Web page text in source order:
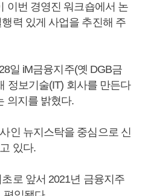
이번 경영진 워크숍에서 논
력 있게 사업을 추진해 주
일 iM금융지주(옛 DGB금
정보기술(IT) 회사를 만든다
의지를 밝혔다.
인 뉴지스탁을 중심으로 신
있다.
로 앞서 2021년 금융지주